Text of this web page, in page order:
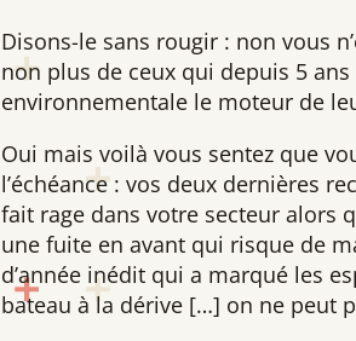
Disons-le sans rougir : non vous
non plus de ceux qui depuis 5
environnementale le moteur de
Oui mais voilà vous sentez que
l’échéance : vos deux dernières
fait rage dans votre secteur alors
une fuite en avant qui risque de
d’année inédit qui a marqué les
bateau à la dérive […] on ne peut